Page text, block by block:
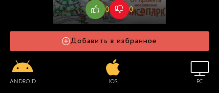
0 0
Добавить в избранное
ANDROID IOS PC